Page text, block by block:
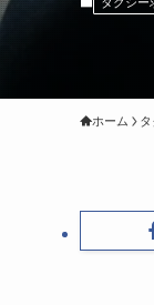
ホーム タ